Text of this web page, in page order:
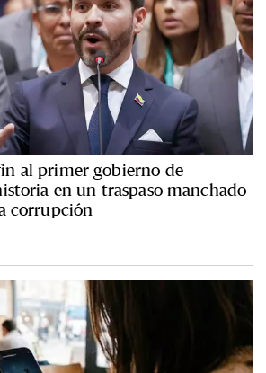
al primer gobierno de
en un traspaso manchado
corrupción